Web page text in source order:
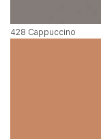
428 Cappuccino